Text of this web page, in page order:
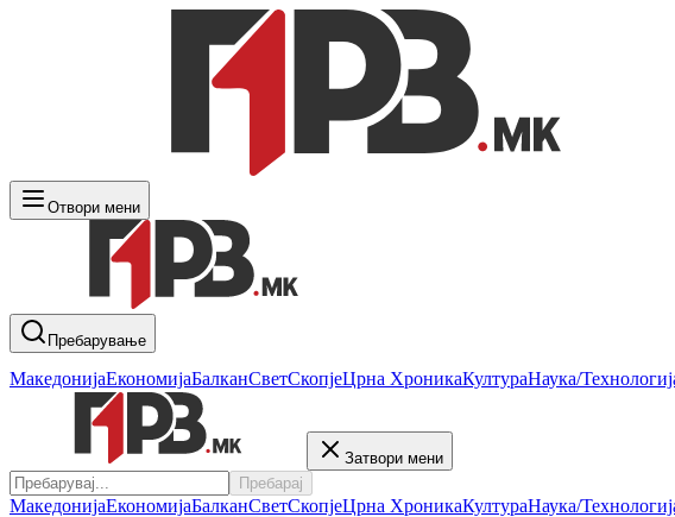
Отвори мени
Пребарување
МакедонијаЕкономијаБалканСветСкопјеЦрна ХроникаКултураНаука/
Затвори мени
Пребарај
МакедонијаЕкономијаБалканСветСкопјеЦрна ХроникаКултураНаука/